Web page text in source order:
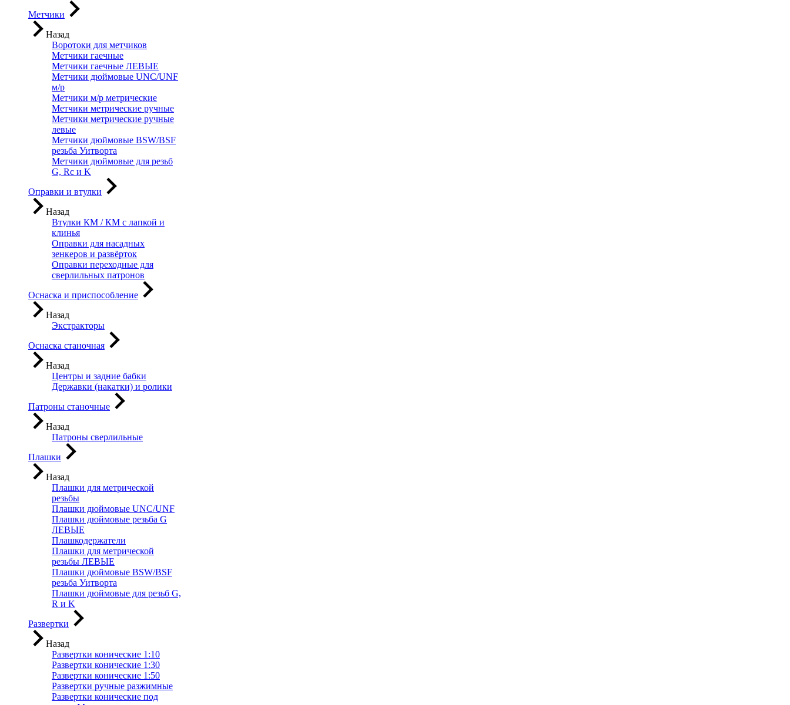
Метчики
Назад
Воротоки для метчиков
Метчики гаечные
Метчики гаечные ЛЕВЫЕ
Метчики дюймовые UNC/UNF
м/р
Метчики м/р метрические
Метчики метрические ручные
Метчики метрические ручные
левые
Метчики дюймовые BSW/BSF
резьба Уитворта
Метчики дюймовые для резьб
G, Rc и K
Оправки и втулки
Назад
Втулки КМ / КМ с лапкой и
клинья
Оправки для насадных
зенкеров и развёрток
Оправки переходные для
сверлильных патронов
Оснаска и приспособление
Назад
Экстракторы
Оснаска станочная
Назад
Центры и задние бабки
Державки (накатки) и ролики
Патроны станочные
Назад
Патроны сверлильные
Плашки
Назад
Плашки для метрической
резьбы
Плашки дюймовые UNC/UNF
Плашки дюймовые резьба G
ЛЕВЫЕ
Плашкодержатели
Плашки для метрической
резьбы ЛЕВЫЕ
Плашки дюймовые BSW/BSF
резьба Уитворта
Плашки дюймовые для резьб G,
R и K
Развертки
Назад
Развертки конические 1:10
Развертки конические 1:30
Развертки конические 1:50
Развертки ручные разжимные
Развертки конические под